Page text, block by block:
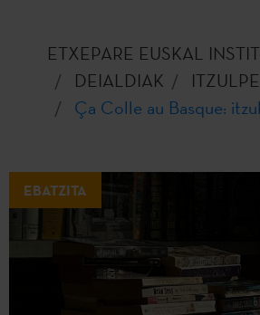
ETXEPARE EUSKAL
DEIALDIAK
Ça Colle au Basque:
EBATZITA